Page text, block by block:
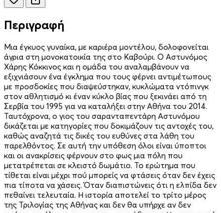
Περιγραφή
Μια έγκυος γυναίκα, με καριέρα μοντέλου, δολοφονείται
άγρια στη μονοκατοικία της στο Καβούρι. Ο Αστυνόμος
Χάρης Κόκκινος και η ομάδα του αναλαμβάνουν να
εξιχνιάσουν ένα έγκλημα που τους φέρνει αντιμέτωπους
με προσδοκίες που διαψεύστηκαν, κυκλώματα ντόπινγκ
στον αθλητισμό κι έναν κύκλο βίας που ξεκινάει από τη
Σερβία του 1995 για να καταλήξει στην Αθήνα του 2014.
Ταυτόχρονα, ο γιος του σαρανταπεντάρη Αστυνόμου
δικάζεται με κατηγορίες που δοκιμάζουν τις αντοχές του,
καθώς αναζητά τις δικές του ευθύνες στα λάθη του
παρελθόντος. Σε αυτή την υπόθεση όλοι είναι ύποπτοι
και οι ανακρίσεις φέρνουν στο φως μια πόλη που
μετατρέπεται σε κλειστό δωμάτιο. Το ερώτημα που
τίθεται είναι μέχρι πού μπορείς να φτάσεις όταν δεν έχεις
πια τίποτα να χάσεις. Όταν διαπιστώνεις ότι η ελπίδα δεν
πεθαίνει τελευταία. Η ιστορία αποτελεί το τρίτο μέρος
της Τριλογίας της Αθήνας και δεν θα υπήρχε αν δεν